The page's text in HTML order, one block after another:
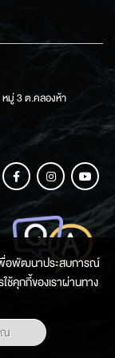
มู่ 3 ต.คลองห้า
ช่องทางการสอบถามข้อมูล
เพื่อพัฒนาประสบการณ์
ช้คุกกี้ของเราผ่านทาง
ณ